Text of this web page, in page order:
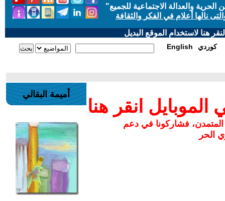
والعدالة الاجتماعية للجميع"
نالها أعلام في الفكر والثقافة
هنا لاستخدام الموقع البديل
English كوردي
انقر هنا
المتمدن، فشاركونا في دعم
الحر
أميمة البقالي